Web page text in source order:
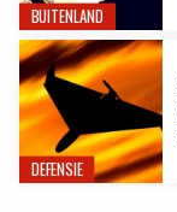
BUITENLAND
DEFENSIE